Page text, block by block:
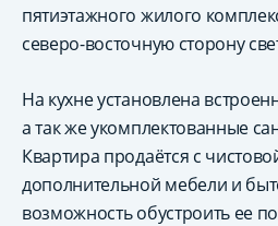
пятиэтажного жилого
северо-восточную сторону
На кухне установлена
а так же укомплектованные
Квартира продаётся с
дополнительной мебели и
возможность обустроить ее